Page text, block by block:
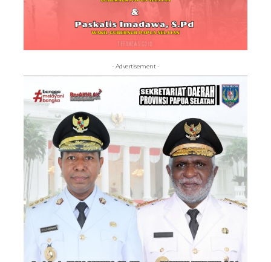
- Advertisement -